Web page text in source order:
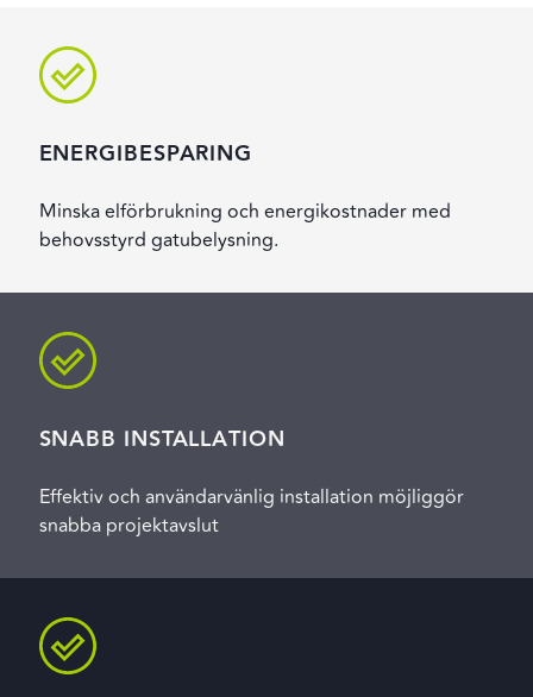
ENERGIBESPARING
Minska elförbrukning och energikostnader med
behovsstyrd gatubelysning.
SNABB INSTALLATION
Effektiv och användarvänlig installation möjliggör
snabba projektavslut